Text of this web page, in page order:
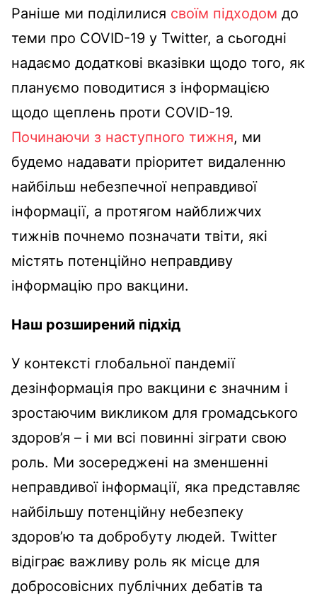
Раніше ми поділилися своїм підходом до
теми про COVID-19 у Twitter, а сьогодні
надаємо додаткові вказівки щодо того, як
плануємо поводитися з інформацією
щодо щеплень проти COVID-19.
Починаючи з наступного тижня, ми
будемо надавати пріоритет видаленню
найбільш небезпечної неправдивої
інформації, а протягом найближчих
тижнів почнемо позначати твіти, які
містять потенційно неправдиву
інформацію про вакцини.
Наш розширений підхід
У контексті глобальної пандемії
дезінформація про вакцини є значним і
зростаючим викликом для громадського
здоров’я – і ми всі повинні зіграти свою
роль. Ми зосереджені на зменшенні
неправдивої ​​інформації, яка представляє
найбільшу потенційну небезпеку
здоров’ю та добробуту людей. Twitter
відіграє важливу роль як місце для
добросовісних публічних дебатів та